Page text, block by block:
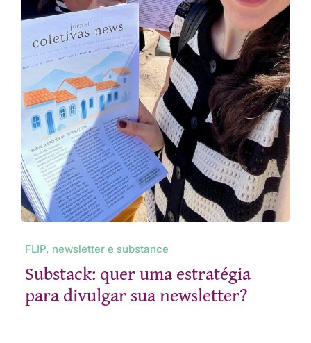
FLIP, newsletter e substance
Substack: quer uma estratégia
para divulgar sua newsletter?